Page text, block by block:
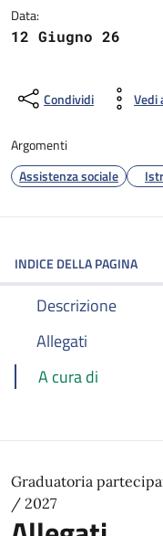
Data:
12 Giugno 26
Condividi Vedi
Argomenti
Assistenza sociale
INDICE DELLA PAGINA
Descrizione
Allegati
A cura di
Graduatoria
/ 2027